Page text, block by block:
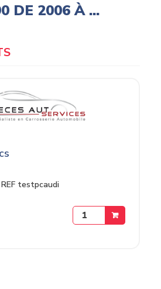
DE 2006 À ...
REF testpcaudi